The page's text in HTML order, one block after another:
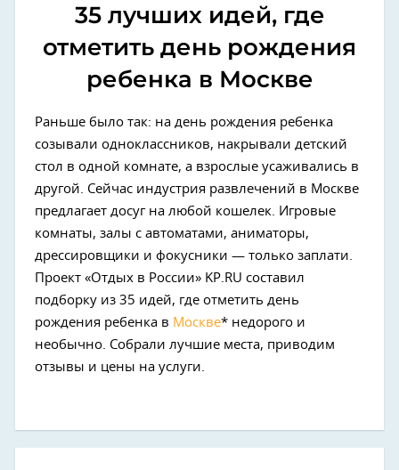
35 лучших идей, где
отметить день рождения
ребенка в Москве
Раньше было так: на день рождения ребенка
созывали одноклассников, накрывали детский
стол в одной комнате, а взрослые усаживались в
другой. Сейчас индустрия развлечений в Москве
предлагает досуг на любой кошелек. Игровые
комнаты, залы с автоматами, аниматоры,
дрессировщики и фокусники — только заплати.
Проект «Отдых в России» KP.RU составил
подборку из 35 идей, где отметить день
рождения ребенка в Москве* недорого и
необычно. Собрали лучшие места, приводим
отзывы и цены на услуги.